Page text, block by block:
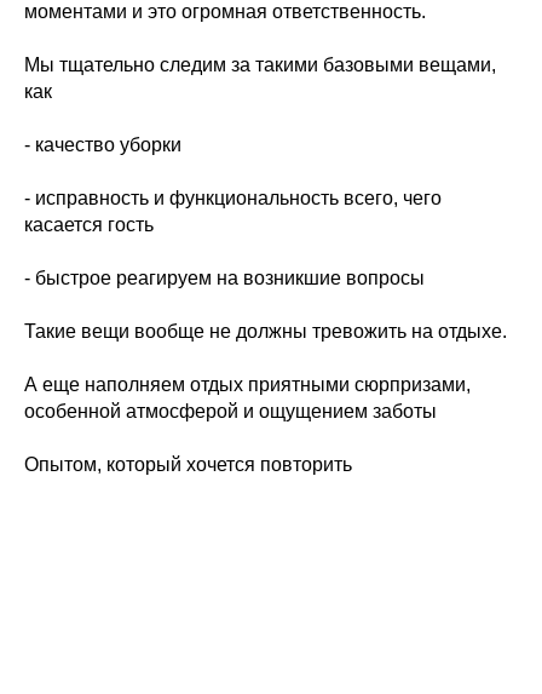
моментами и это огромная ответственность.
Мы тщательно следим за такими базовыми вещами,
как
- качество уборки
- исправность и функциональность всего, чего
касается гость
- быстрое реагируем на возникшие вопросы
Такие вещи вообще не должны тревожить на отдыхе.
А еще наполняем отдых приятными сюрпризами,
особенной атмосферой и ощущением заботы
Опытом, который хочется повторить